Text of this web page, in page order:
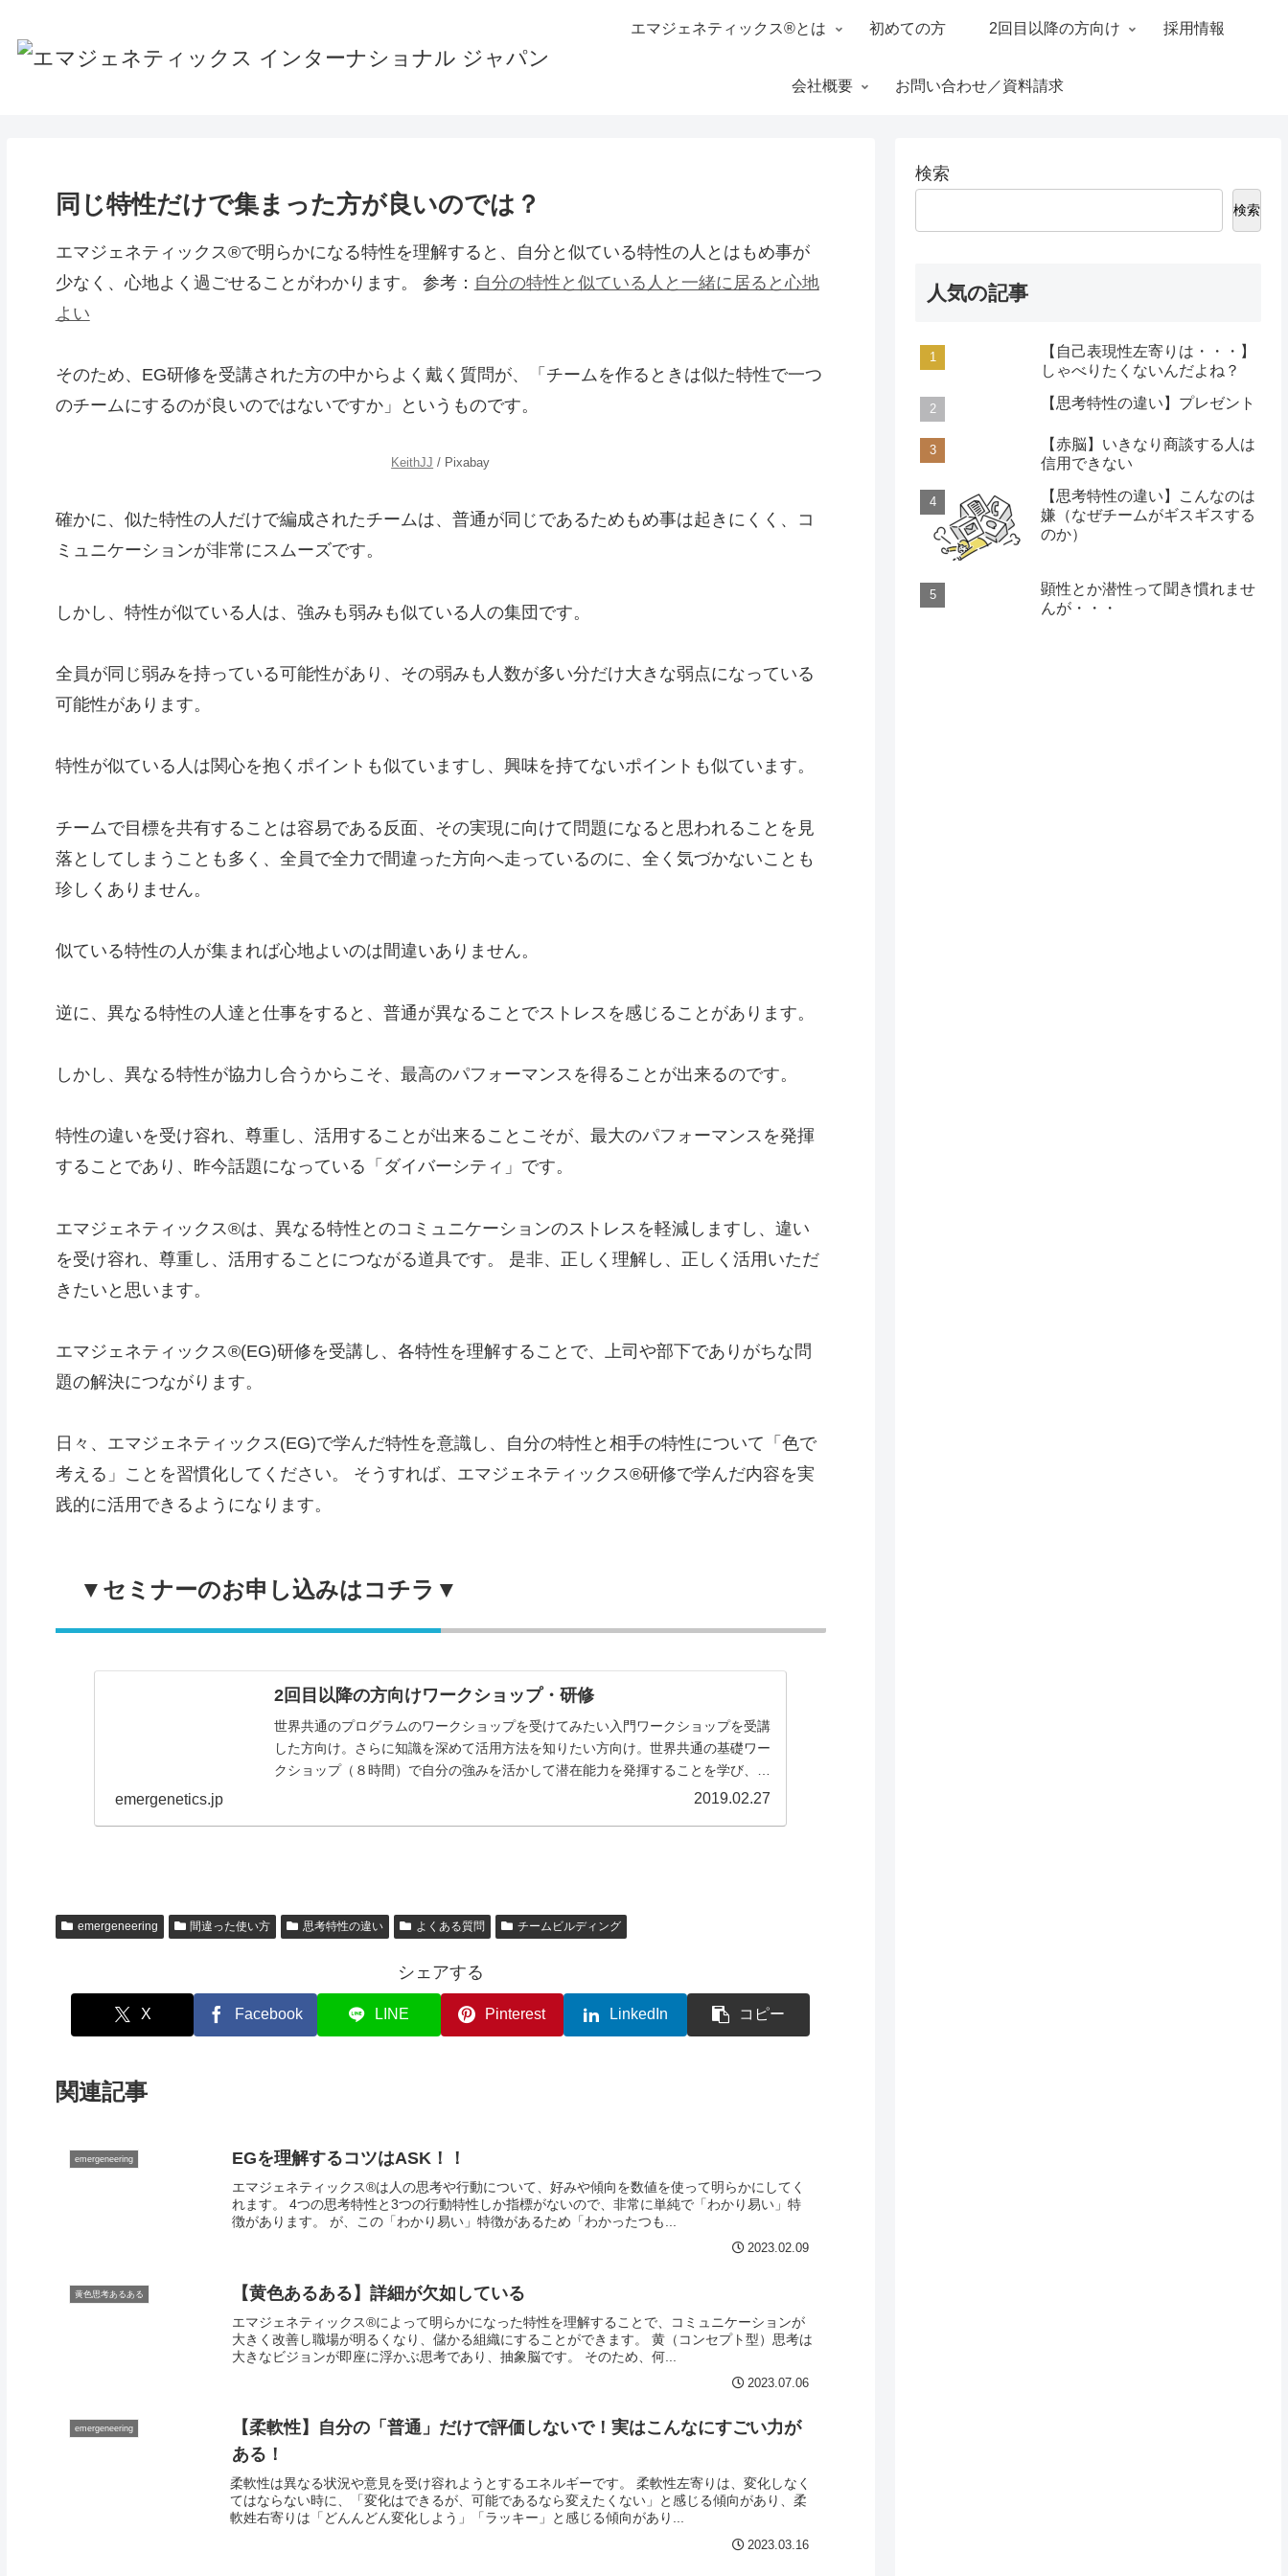
エマジェネティックス®とは 初めての方 2回目以降の方向け 採用情報
会社概要 お問い合わせ／資料請求
同じ特性だけで集まった方が良いのでは？
エマジェネティックス®で明らかになる特性を理解すると、自分と似ている特性の人とはもめ事が
少なく、心地よく過ごせることがわかります。 参考： 自分の特性と似ている人と一緒に居ると心地
よい
そのため、EG研修を受講された方の中からよく戴く質問が、「チームを作るときは似た特性で一つ
のチームにするのが良いのではないですか」というものです。
KeithJJ / Pixabay
確かに、似た特性の人だけで編成されたチームは、普通が同じであるためもめ事は起きにくく、コ
ミュニケーションが非常にスムーズです。
しかし、特性が似ている人は、強みも弱みも似ている人の集団です。
全員が同じ弱みを持っている可能性があり、その弱みも人数が多い分だけ大きな弱点になっている
可能性があります。
特性が似ている人は関心を抱くポイントも似ていますし、興味を持てないポイントも似ています。
チームで目標を共有することは容易である反面、その実現に向けて問題になると思われることを見
落としてしまうことも多く、全員で全力で間違った方向へ走っているのに、全く気づかないことも
珍しくありません。
似ている特性の人が集まれば心地よいのは間違いありません。
逆に、異なる特性の人達と仕事をすると、普通が異なることでストレスを感じることがあります。
しかし、異なる特性が協力し合うからこそ、最高のパフォーマンスを得ることが出来るのです。
特性の違いを受け容れ、尊重し、活用することが出来ることこそが、最大のパフォーマンスを発揮
することであり、昨今話題になっている「ダイバーシティ」です。
エマジェネティックス®は、異なる特性とのコミュニケーションのストレスを軽減しますし、違い
を受け容れ、尊重し、活用することにつながる道具です。 是非、正しく理解し、正しく活用いただ
きたいと思います。
エマジェネティックス®(EG)研修を受講し、各特性を理解することで、上司や部下でありがちな問
題の解決につながります。
日々、エマジェネティックス(EG)で学んだ特性を意識し、自分の特性と相手の特性について「色で
考える」ことを習慣化してください。 そうすれば、エマジェネティックス®研修で学んだ内容を実
践的に活用できるようになります。
▼セミナーのお申し込みはコチラ▼
2回目以降の方向けワークショップ・研修
世界共通のプログラムのワークショップを受けてみたい入門ワークショップを受講
した方向け。さらに知識を深めて活用方法を知りたい方向け。世界共通の基礎ワー
クショップ（８時間）で自分の強みを活かして潜在能力を発揮することを学び、組
emergenetics.jp 2019.02.27
emergeneering 間違った使い方 思考特性の違い よくある質問 チームビルディング
シェアする
X Facebook LINE Pinterest LinkedIn コピー
関連記事
emergeneering EGを理解するコツはASK！！
エマジェネティックス®は人の思考や行動について、好みや傾向を数値を使って明らかにしてく
れます。 4つの思考特性と3つの行動特性しか指標がないので、非常に単純で「わかり易い」特
徴があります。 が、この「わかり易い」特徴があるため「わかったつも...
2023.02.09
黄色思考あるある 【黄色あるある】詳細が欠如している
エマジェネティックス®によって明らかになった特性を理解することで、コミュニケーションが
大きく改善し職場が明るくなり、儲かる組織にすることができます。 黄（コンセプト型）思考は
大きなビジョンが即座に浮かぶ思考であり、抽象脳です。 そのため、何...
2023.07.06
emergeneering
【柔軟性】自分の「普通」だけで評価しないで！実はこんなにすごい力が
ある！
柔軟性は異なる状況や意見を受け容れようとするエネルギーです。 柔軟性左寄りは、変化しなく
てはならない時に、「変化はできるが、可能であるなら変えたくない」と感じる傾向があり、柔
軟姓右寄りは「どんんどん変化しよう」「ラッキー」と感じる傾向があり...
2023.03.16
検索
検索
人気の記事
【自己表現性左寄りは・・・】
しゃべりたくないんだよね？
【思考特性の違い】プレゼント
【赤脳】いきなり商談する人は
信用できない
【思考特性の違い】こんなのは
嫌（なぜチームがギスギスする
のか）
顕性とか潜性って聞き慣れませ
んが・・・